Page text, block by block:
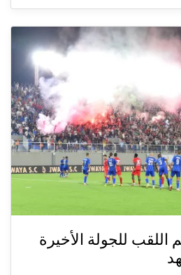
للجولة الأخيرة